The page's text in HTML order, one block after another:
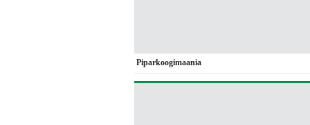
Piparkoogimaania